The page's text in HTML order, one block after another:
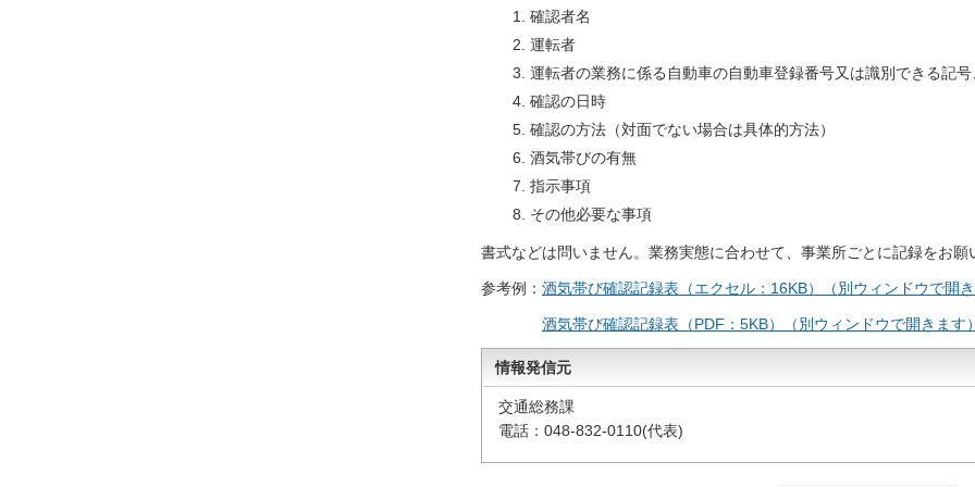
確認者名
運転者
運転者の業務に係る自動車の自動車登録番号又は識別できる記
確認の日時
確認の方法（対面でない場合は具体的方法）
酒気帯びの有無
指示事項
その他必要な事項
書式などは問いません。業務実態に合わせて、事業所ごとに記録をお願
参考例： 酒気帯び確認記録表（エクセル：16KB）（別ウィンドウで開き
酒気帯び確認記録表（PDF：5KB）（別ウィンドウで開きます）
情報発信元
交通総務課
電話：048-832-0110(代表)